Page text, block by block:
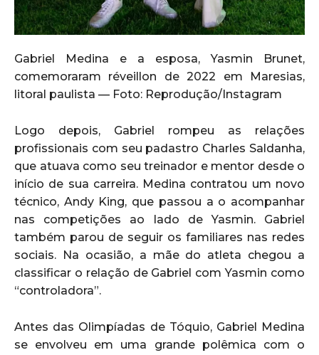
Gabriel Medina e a esposa, Yasmin Brunet,
comemoraram réveillon de 2022 em Maresias,
litoral paulista — Foto: Reprodução/Instagram
Logo depois, Gabriel rompeu as relações
profissionais com seu padastro Charles Saldanha,
que atuava como seu treinador e mentor desde o
início de sua carreira. Medina contratou um novo
técnico, Andy King, que passou a o acompanhar
nas competições ao lado de Yasmin. Gabriel
também parou de seguir os familiares nas redes
sociais. Na ocasião, a mãe do atleta chegou a
classificar o relação de Gabriel com Yasmin como
“controladora”.
Antes das Olimpíadas de Tóquio, Gabriel Medina
se envolveu em uma grande polêmica com o